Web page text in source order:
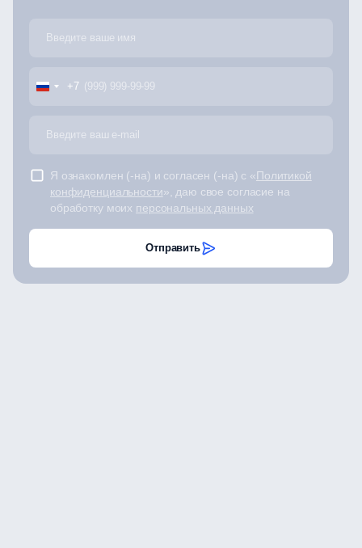
+7
Я ознакомлен (-на) и согласен (-на) с «Политикой
конфиденциальности», даю свое согласие на
обработку моих персональных данных
Отправить